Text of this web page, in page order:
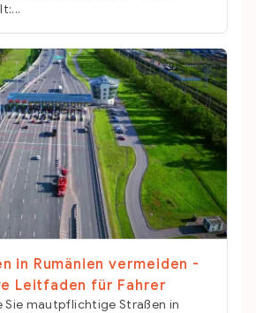
in Rumänien vermeiden -
Leitfaden für Fahrer
Sie mautpflichtige Straßen in